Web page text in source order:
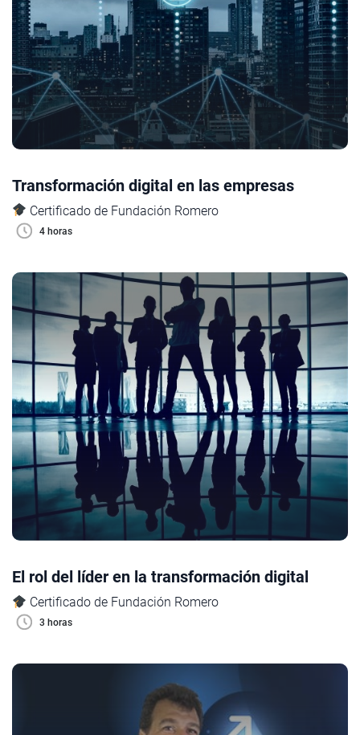
Transformación digital en las empresas
Certificado de Fundación Romero
4 horas
El rol del líder en la transformación digital
Certificado de Fundación Romero
3 horas